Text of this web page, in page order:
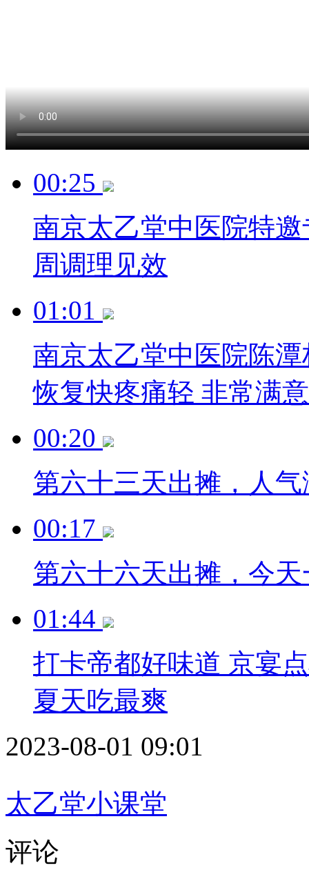
00:25
南京太乙堂中医院特
周调理见效
01:01
南京太乙堂中医院陈
恢复快疼痛轻 非常满意
00:20
第六十三天出摊，人
00:17
第六十六天出摊，今
01:44
打卡帝都好味道 京宴
夏天吃最爽
2023-08-01 09:01
太乙堂小课堂
评论